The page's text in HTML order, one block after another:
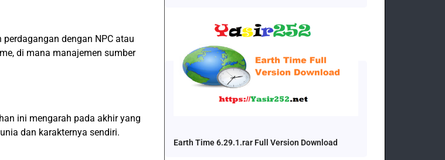
dengan NPC atau
di mana manajemen sumber
ini mengarah pada akhir yang
dan karakternya sendiri.
Earth Time 6.29.1.rar Full Version Download